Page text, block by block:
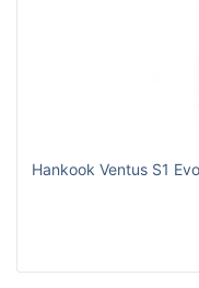
Hankook Ventus S1